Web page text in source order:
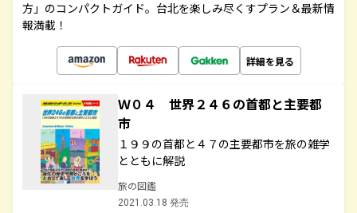
方」のコンパクトガイド。台北を楽しみ尽くすプラン＆最新情
報満載！
詳細を見る
Ｗ０４ 世界２４６の首都と主要都
市
１９９の首都と４７の主要都市を旅の雑学
とともに解説
旅の図鑑
2021.03.18 発売